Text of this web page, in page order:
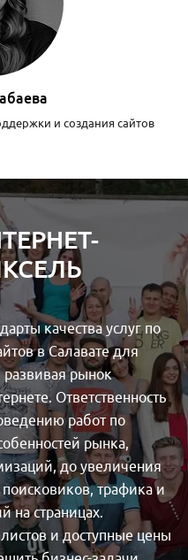
и создания сайтов
качества услуг по
в Салавате для
рынок
Ответственность
работ по
рынка,
до увеличения
трафика и
на страницах.
и доступные цены